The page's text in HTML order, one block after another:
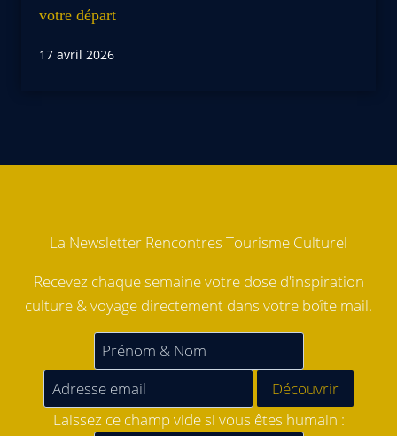
votre départ
17 avril 2026
La Newsletter Rencontres Tourisme Culturel
Recevez chaque semaine votre dose d'inspiration
culture & voyage directement dans votre boîte mail.
Laissez ce champ vide si vous êtes humain :